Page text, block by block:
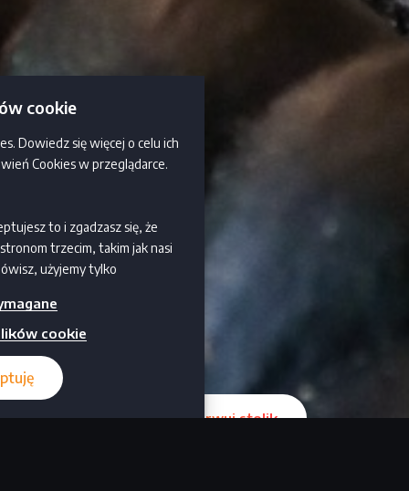
cookie
Dowiedz się więcej o celu ich
Cookies w przeglądarce.
to i zgadzasz się, że
trzecim, takim jak nasi
użyjemy tylko
więcej informacji i
preferencje” . Możesz
momencie. Aby
naszą politykę prywatności.
cookie
zarezerwuj stolik